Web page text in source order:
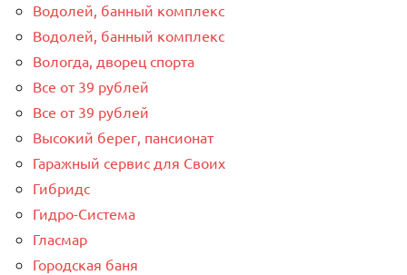
Водолей, банный комплекс
Водолей, банный комплекс
Вологда, дворец спорта
Все от 39 рублей
Все от 39 рублей
Высокий берег, пансионат
Гаражный сервис для Своих
Гибридс
Гидро-Система
Гласмар
Городская баня